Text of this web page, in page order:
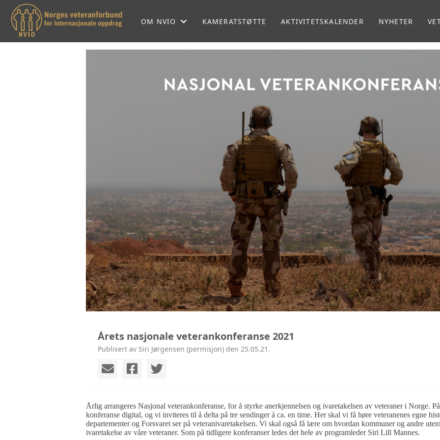
OM NVIO
NVIOS HISTORIE
SAMARBEIDSPARTNERE
KONTAKT
KAMERATSTØTTE AKTIVITETSKALENDER NYHETER
Årets nasjonale veterankonferanse 2021
Publisert av Siri Jørgensen (permisjon) den 25.05.21.
Årlig arrangeres Nasjonal veterankonferanse, for å styrke anerkjennelsen og ivaretakelsen av veteraner i Norge.
konferanse digital, og vi inviteres til å delta på tre sendinger á ca. en time. Her skal vi få høre veteranenes egne
departementer og Forsvaret ser på veteranivaretakelsen. Vi skal også få lære om hvordan kommuner og andre
ivaretakelse av våre veteraner. Som på tidligere konferanser ledes det hele av programleder Siri Lill Mannes.